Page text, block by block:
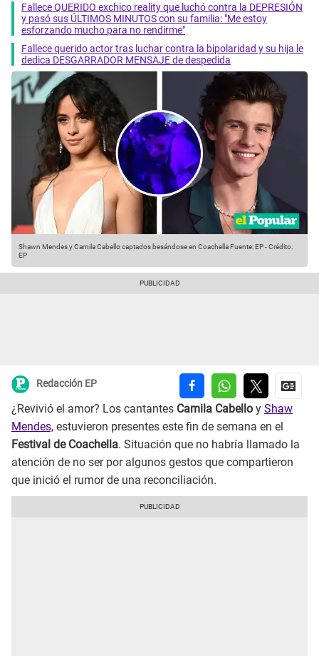
Fallece QUERIDO exchico reality que luchó contra la DEPRESIÓN
y pasó sus ÚLTIMOS MINUTOS con su familia: "Me estoy
esforzando mucho para no rendirme"
Fallece querido actor tras luchar contra la bipolaridad y su hija le
dedica DESGARRADOR MENSAJE de despedida
Shawn Mendes y Camila Cabello captados besándose en CoachellaFuente: EP-Crédito:
EP
Redacción EP
¿Revivió el amor? Los cantantes Camila Cabello y Shaw
Mendes, estuvieron presentes este fin de semana en el
Festival de Coachella. Situación que no habría llamado la
atención de no ser por algunos gestos que compartieron
que inició el rumor de una reconciliación.